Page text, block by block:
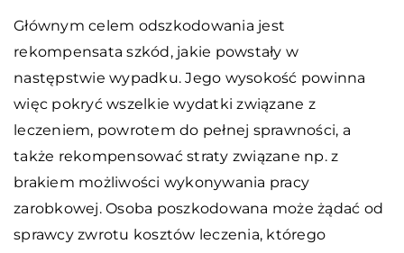
Głównym celem odszkodowania jest
rekompensata szkód, jakie powstały w
następstwie wypadku. Jego wysokość powinna
więc pokryć wszelkie wydatki związane z
leczeniem, powrotem do pełnej sprawności, a
także rekompensować straty związane np. z
brakiem możliwości wykonywania pracy
zarobkowej. Osoba poszkodowana może żądać od
sprawcy zwrotu kosztów leczenia, którego